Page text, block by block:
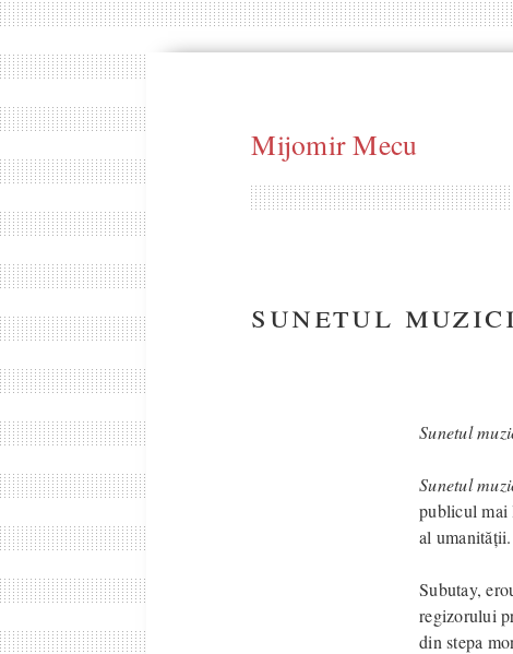
Mijomir Mecu
sunetul
Sunetul
Sunetul
publicul mai
al umanității.
Subutay,
regizorului
din stepa